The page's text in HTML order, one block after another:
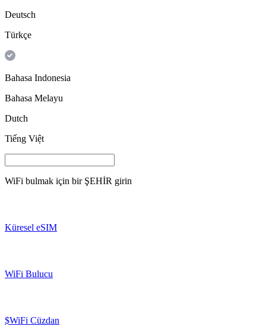
Deutsch
Türkçe
Bahasa Indonesia
Bahasa Melayu
Dutch
Tiếng Việt
WiFi bulmak için bir ŞEHİR girin
Küresel eSIM
WiFi Bulucu
$WiFi Cüzdan